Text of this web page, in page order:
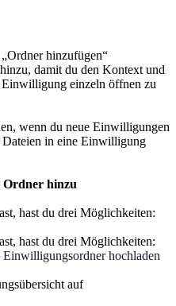
hinzufügen“
damit du den Kontext und
Einwilligung einzeln öffnen zu
wenn du neue Einwilligungen
Dateien in eine Einwilligung
Ordner hinzu
hast du drei Möglichkeiten:
hast du drei Möglichkeiten:
hochladen
auf